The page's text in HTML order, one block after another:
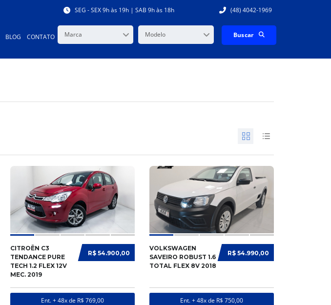
SEG - SEX 9h às 19h | SAB 9h às 18h (48) 4042-1969
BLOG CONTATO Marca Modelo Buscar
R$ 54.900,00
CITROËN C3
TENDANCE PURE
TECH 1.2 FLEX 12V
MEC. 2019
Ent. + 48x de R$ 769,00
R$ 54.990,00
VOLKSWAGEN
SAVEIRO ROBUST 1.6
TOTAL FLEX 8V 2018
Ent. + 48x de R$ 750,00